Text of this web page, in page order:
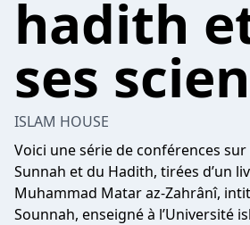
hadith
ses
ISLAM HOUSE
Voici une série de conférences sur
Sunnah et du Hadith, tirées d’un
Muhammad Matar az-Zahrânî,
Sounnah, enseigné à l’Université